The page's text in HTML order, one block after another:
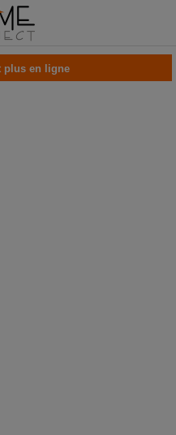
plus en ligne